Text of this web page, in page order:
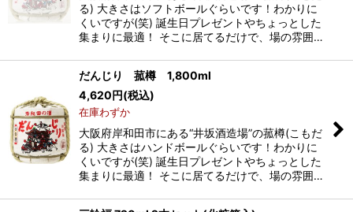
る) 大きさはソフトボールぐらいです！わかりに
くいですが(笑) 誕生日プレゼントやちょっとした
集まりに最適！ そこに居てるだけで、場の雰囲…
だんじり 菰樽 1,800ml
4,620円(税込)
在庫わずか
大阪府岸和田市にある“井坂酒造場”の菰樽(こもだ
る) 大きさはハンドボールぐらいです！わかりに
くいですが(笑) 誕生日プレゼントやちょっとした
集まりに最適！ そこに居てるだけで、場の雰囲…